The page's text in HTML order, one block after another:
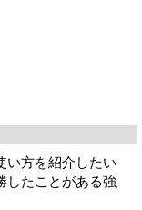
い方を紹介したい
したことがある強